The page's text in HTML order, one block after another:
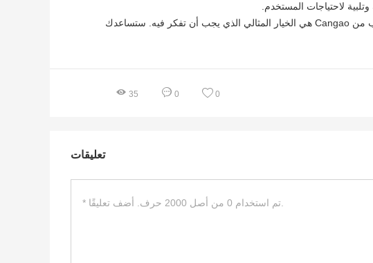
بالختام، إذا كنت تفكر في الدخول إلى عالم صناعة الأثاث أو تحسين مهاراتك في العمل بالخشب، فإن آلة ثني الخشب من Cangao هي الخيار المثالي الذي يجب أن تفكر فيه. ستساعدك
35 0 0
تعليقات